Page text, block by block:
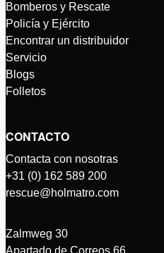
Bomberos y Rescate
Policía y Ejército
Encontrar un distribuidor
Servicio
Blogs
Folletos
CONTACTO
Contacta con nosotras
+31 (0) 162 589 200
rescue@holmatro.com
Zalmweg 30